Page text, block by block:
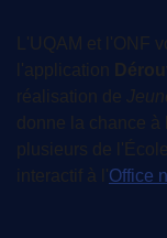
L'UQAM et l'ONF
l'application
réalisation de
donne la chance à
plusieurs de
interactif à l'Office